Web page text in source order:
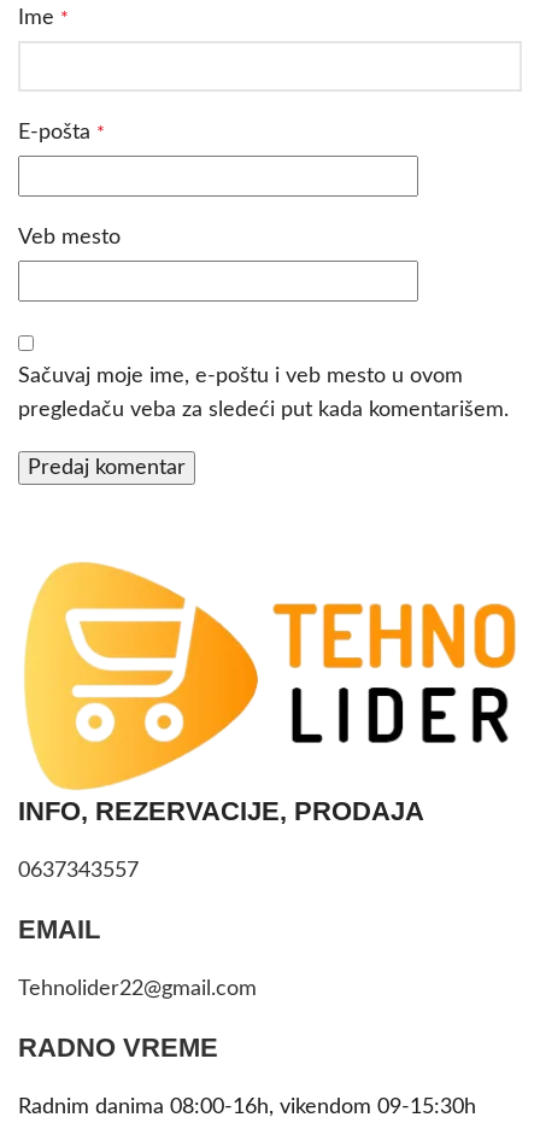
Ime *
E-pošta *
Veb mesto
Sačuvaj moje ime, e-poštu i veb mesto u ovom
pregledaču veba za sledeći put kada komentarišem.
INFO, REZERVACIJE, PRODAJA
0637343557
EMAIL
Tehnolider22@gmail.com
RADNO VREME
Radnim danima 08:00-16h, vikendom 09-15:30h